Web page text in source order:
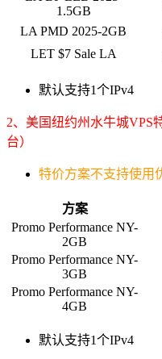
1.5GB
LA PMD 2025-2GB
LET $7 Sale LA
默认支持1个IPv4
2、美国纽约州水牛城VPS
台）
特价方案不支持使用
方案
Promo Performance NY-
2GB
Promo Performance NY-
3GB
Promo Performance NY-
4GB
默认支持1个IPv4